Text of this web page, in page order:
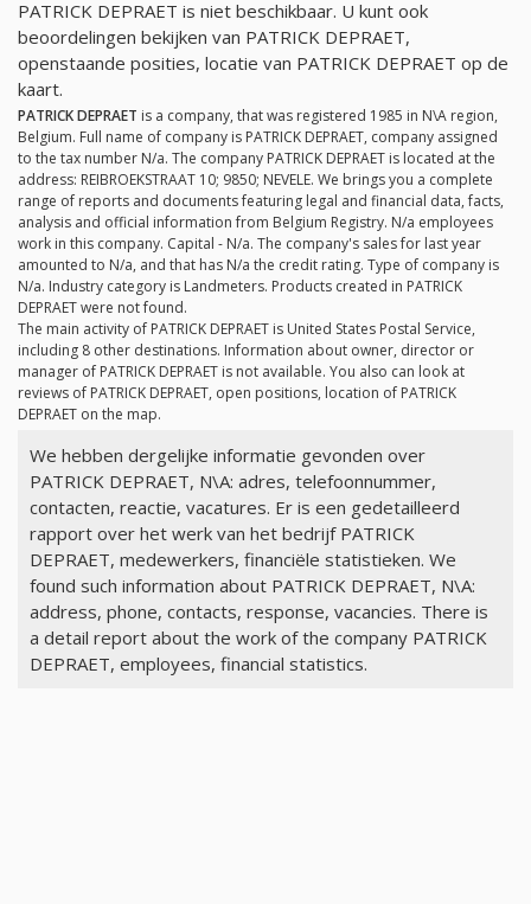
PATRICK DEPRAET is niet beschikbaar. U kunt ook
beoordelingen bekijken van PATRICK DEPRAET,
openstaande posities, locatie van PATRICK DEPRAET op de
kaart.
PATRICK DEPRAET is a company, that was registered 1985 in N\A region,
Belgium. Full name of company is PATRICK DEPRAET, company assigned
to the tax number N/a. The company PATRICK DEPRAET is located at the
address: REIBROEKSTRAAT 10; 9850; NEVELE. We brings you a complete
range of reports and documents featuring legal and financial data, facts,
analysis and official information from Belgium Registry. N/a employees
work in this company. Capital - N/a. The company's sales for last year
amounted to N/a, and that has N/a the credit rating. Type of company is
N/a. Industry category is Landmeters. Products created in PATRICK
DEPRAET were not found.
The main activity of PATRICK DEPRAET is United States Postal Service,
including 8 other destinations. Information about owner, director or
manager of PATRICK DEPRAET is not available. You also can look at
reviews of PATRICK DEPRAET, open positions, location of PATRICK
DEPRAET on the map.
We hebben dergelijke informatie gevonden over
PATRICK DEPRAET, N\A: adres, telefoonnummer,
contacten, reactie, vacatures. Er is een gedetailleerd
rapport over het werk van het bedrijf PATRICK
DEPRAET, medewerkers, financiële statistieken. We
found such information about PATRICK DEPRAET, N\A:
address, phone, contacts, response, vacancies. There is
a detail report about the work of the company PATRICK
DEPRAET, employees, financial statistics.